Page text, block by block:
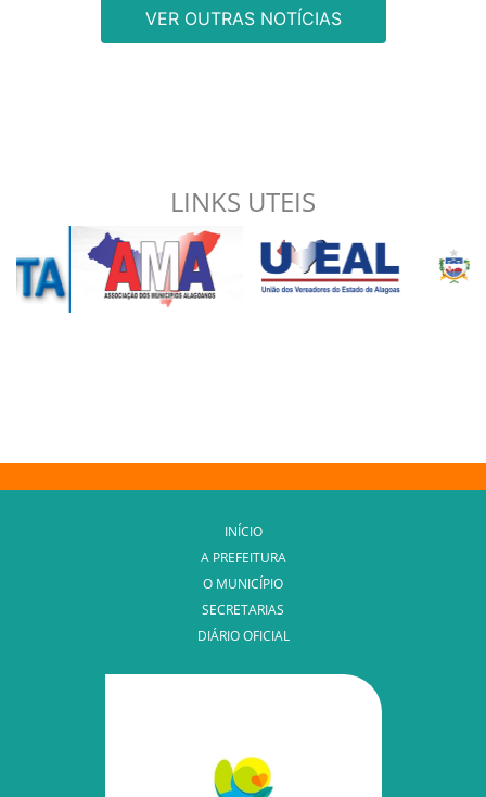
VER OUTRAS NOTÍCIAS
LINKS UTEIS
INÍCIO
A PREFEITURA
O MUNICÍPIO
SECRETARIAS
DIÁRIO OFICIAL